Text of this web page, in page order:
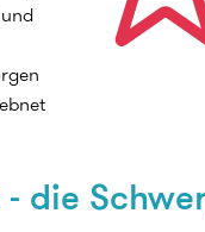
die